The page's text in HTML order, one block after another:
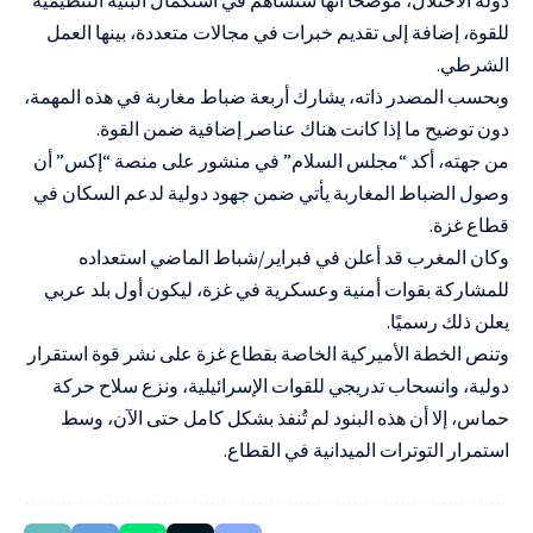
للقوة، إضافة إلى تقديم خبرات في مجالات متعددة، بينها العمل
الشرطي.
وبحسب المصدر ذاته، يشارك أربعة ضباط مغاربة في هذه المهمة،
دون توضيح ما إذا كانت هناك عناصر إضافية ضمن القوة.
من جهته، أكد “مجلس السلام” في منشور على منصة “إكس” أن
وصول الضباط المغاربة يأتي ضمن جهود دولية لدعم السكان في
قطاع غزة.
وكان المغرب قد أعلن في فبراير/شباط الماضي استعداده
للمشاركة بقوات أمنية وعسكرية في غزة، ليكون أول بلد عربي
يعلن ذلك رسميًا.
وتنص الخطة الأميركية الخاصة بقطاع غزة على نشر قوة استقرار
دولية، وانسحاب تدريجي للقوات الإسرائيلية، ونزع سلاح حركة
حماس، إلا أن هذه البنود لم تُنفذ بشكل كامل حتى الآن، وسط
استمرار التوترات الميدانية في القطاع.